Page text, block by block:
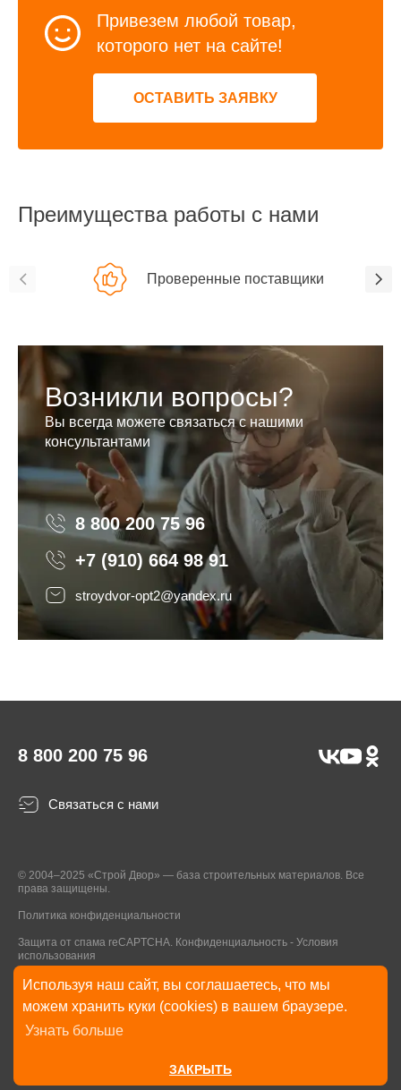
Используя наш сайт, вы соглашаетесь, что мы
можем хранить куки (cookies) в вашем браузере.
Узнать больше
ЗАКРЫТЬ
Привезем любой товар,
которого нет на сайте!
ОСТАВИТЬ ЗАЯВКУ
Преимущества работы с нами
Проверенные поставщики
Возникли вопросы?
Вы всегда можете связаться с нашими
консультантами
8 800 200 75 96 8 800 200 75 96
+7 (910) 664 98 91
stroydvor-opt2@yandex.ru
8 800 200 75 96
Связаться с нами
© 2004–2025 «Строй Двор» — база строительных материалов. Все
права защищены.
Политика конфиденциальности
Защита от спама reCAPTCHA. Конфиденциальность - Условия
использования
* Указанные на Сайте цены, комплектации, описания и технические
характеристики могут быть изменены в любое время без уведомления
пользователей Сайта. Внешний вид товаров и упаковки может